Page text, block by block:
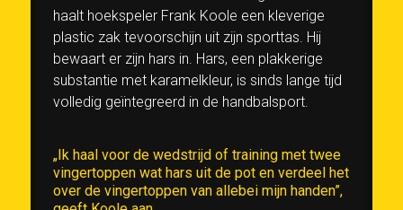
haalt hoekspeler Frank Koole een kleverige
plastic zak tevoorschijn uit zijn sporttas. Hij
bewaart er zijn hars in. Hars, een plakkerige
substantie met karamelkleur, is sinds lange tijd
volledig geïntegreerd in de handbalsport.
„Ik haal voor de wedstrijd of training met twee
vingertoppen wat hars uit de pot en verdeel het
over de vingertoppen van allebei mijn handen”,